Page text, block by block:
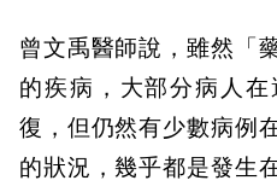
曾文禹醫師說，雖然「
的疾病，大部分病人
復，但仍然有少數病例
的狀況，幾乎都是發生